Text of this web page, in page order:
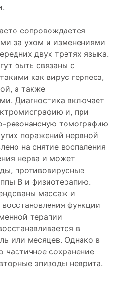
сопровождается
за ухом и изменениями
двух третях языка.
быть связаны с
как вирус герпеса,
а также
Диагностика включает
и, при
резонансную томографию
поражений нервной
на снятие воспаления
нерва и может
противовирусные
B и физиотерапию.
массаж и
функции
терапии
в
или месяцев. Однако в
частичное сохранение
эпизоды неврита.